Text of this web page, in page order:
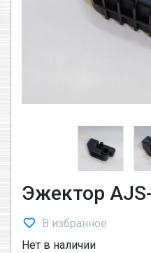
Эжектор
В избранное
Нет в наличии